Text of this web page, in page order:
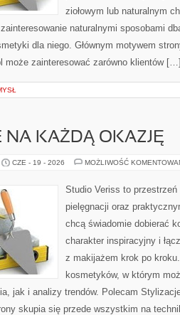
ziołowym lub naturalnym
naturalnymi sposobami
dla niego. Głównym motywem
może zainteresować zarówno klientów
NA KAŻDĄ OKAZJĘ
CZE - 19 - 2026 MOŻLIWOŚĆ
Studio Veriss to
pielęgnacji oraz
chcą świadomie dobierać
charakter inspiracyjny i
z makijażem krok po
kosmetyków, w którym
jak i analizy trendów. Polecam
skupia się przede wszystkim na